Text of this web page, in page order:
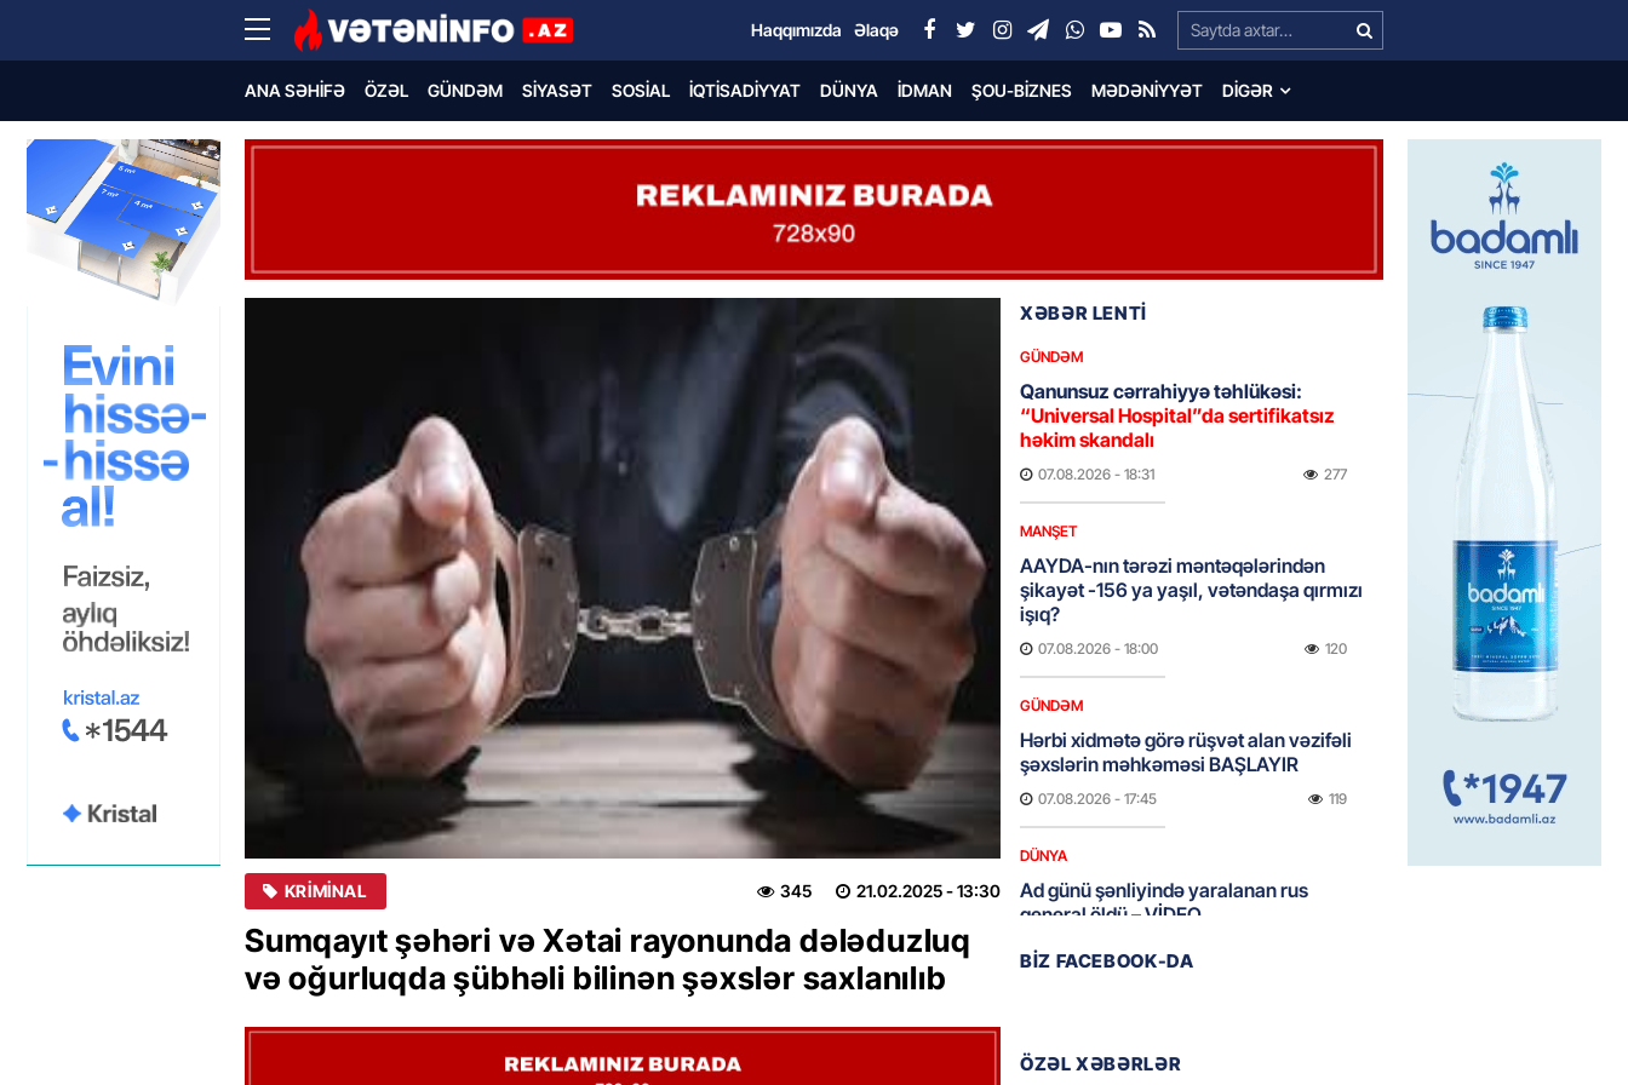
Search…
Haqqımızda Əlaqə
ANA SƏHIFƏ ÖZƏL GÜNDƏM SIYASƏT SOSIAL İQTISADIYYAT DÜNYA İDMAN ŞOU-BIZNES MƏDƏNIYYƏT DIGƏR
KRIMINAL 21.02.2025- 13:30
345
Sumqayıt şəhəri və Xətai rayonunda dələduzluq
və oğurluqda şübhəli bilinən şəxslər saxlanılıb
XƏBƏR LENTİ
GÜNDƏM
Qanunsuz cərrahiyyə təhlükəsi:
“Universal Hospital”da sertifikatsız
həkim skandalı
07.08.2026 - 18:31 277
MANŞET
AAYDA-nın tərəzi məntəqələrindən
şikayət -156 ya yaşıl, vətəndaşa qırmızı
işıq?
07.08.2026 - 18:00 120
GÜNDƏM
Hərbi xidmətə görə rüşvət alan vəzifəli
şəxslərin məhkəməsi BAŞLAYIR
07.08.2026 - 17:45 119
DÜNYA
Ad günü şənliyində yaralanan rus
general öldü – VİDEO
bağlı qalmaqal: 546 min manatı 20
BIZ FACEBOOK-DA
ÖZƏL XƏBƏRLƏR